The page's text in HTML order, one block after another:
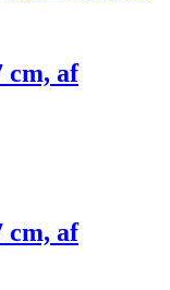
cm, af
cm, af